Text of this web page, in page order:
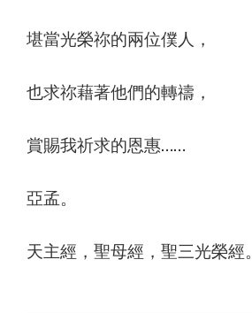
堪當光榮祢的兩位僕人，
也求祢藉著他們的轉禱，
賞賜我祈求的恩惠……
亞孟。
天主經，聖母經，聖三光榮經。